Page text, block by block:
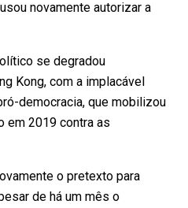
novamente autorizar a
se degradou
Kong, com a implacável
democracia, que mobilizou
em 2019 contra as
o pretexto para
de há um mês o